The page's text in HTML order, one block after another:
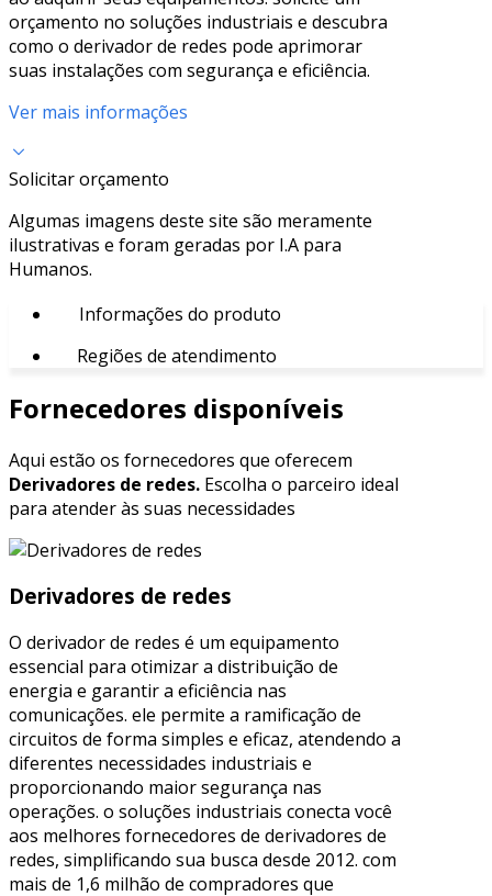
orçamento no soluções industriais e descubra
como o derivador de redes pode aprimorar
suas instalações com segurança e eficiência.
Ver mais informações
Solicitar orçamento
Algumas imagens deste site são meramente
ilustrativas e foram geradas por I.A para
Humanos.
Informações do produto
Regiões de atendimento
Fornecedores disponíveis
Aqui estão os fornecedores que oferecem
Derivadores de redes. Escolha o parceiro ideal
para atender às suas necessidades
Derivadores de redes
O derivador de redes é um equipamento
essencial para otimizar a distribuição de
energia e garantir a eficiência nas
comunicações. ele permite a ramificação de
circuitos de forma simples e eficaz, atendendo a
diferentes necessidades industriais e
proporcionando maior segurança nas
operações. o soluções industriais conecta você
aos melhores fornecedores de derivadores de
redes, simplificando sua busca desde 2012. com
mais de 1,6 milhão de compradores que